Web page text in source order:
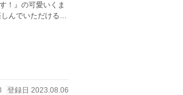
！』の可愛いくま
んでいただけるよ
小さな小さな花う
登録日 2023.08.06